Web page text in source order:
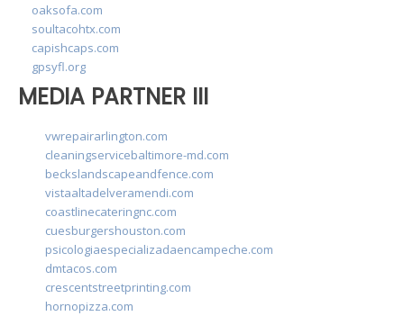
oaksofa.com
soultacohtx.com
capishcaps.com
gpsyfl.org
MEDIA PARTNER III
vwrepairarlington.com
cleaningservicebaltimore-md.com
beckslandscapeandfence.com
vistaaltadelveramendi.com
coastlinecateringnc.com
cuesburgershouston.com
psicologiaespecializadaencampeche.com
dmtacos.com
crescentstreetprinting.com
hornopizza.com